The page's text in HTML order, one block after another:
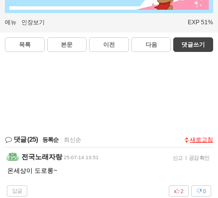
메뉴 인장보기 EXP 51%
목록 본문 이전 다음 댓글쓰기
댓글(25) 등록순 최신순 새로고침
전국노래자랑 25-07-14 13:51 신고 | 공감 확인
온세상이 도로롱~
답글 0
2